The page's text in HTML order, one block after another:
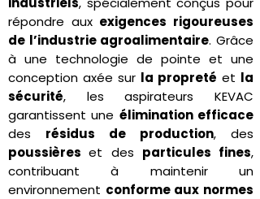
répondre aux exigences rigoureuses
de l’industrie agroalimentaire. Grâce
à une technologie de pointe et une
conception axée sur la propreté et la
sécurité, les aspirateurs KEVAC
garantissent une élimination efficace
des résidus de production, des
poussièreset des particules fines,
contribuant à maintenir un
environnement conforme aux normes